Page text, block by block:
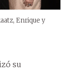
Enrique y
su